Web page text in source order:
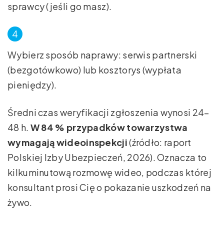
sprawcy (jeśli go masz).
Wybierz sposób naprawy: serwis partnerski
(bezgotówkowo) lub kosztorys (wypłata
pieniędzy).
Średni czas weryfikacji zgłoszenia wynosi 24–
48 h. W 84 % przypadków towarzystwa
wymagają wideoinspekcji(źródło: raport
Polskiej Izby Ubezpieczeń, 2026). Oznacza to
kilkuminutową rozmowę wideo, podczas której
konsultant prosi Cię o pokazanie uszkodzeń na
żywo.